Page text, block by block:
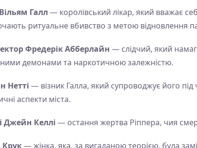
Галл — королівський лікар, який вважає
ритуальне вбивство з метою відновлення
Фредерік Абберлайн — слідчий, який
демонами та наркотичною залежністю.
Нетті — візник Галла, який супроводжує його
аспекти міста.
Джейн Келлі — остання жертва Ріппера, чия
Крук— жінка, яка, за вигаданою теорією, була